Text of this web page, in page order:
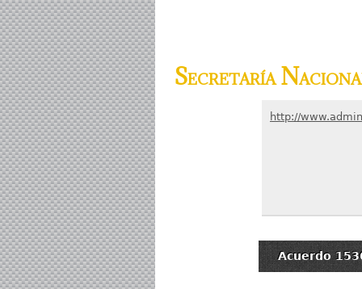
Secretaría
http://
Acuerdo